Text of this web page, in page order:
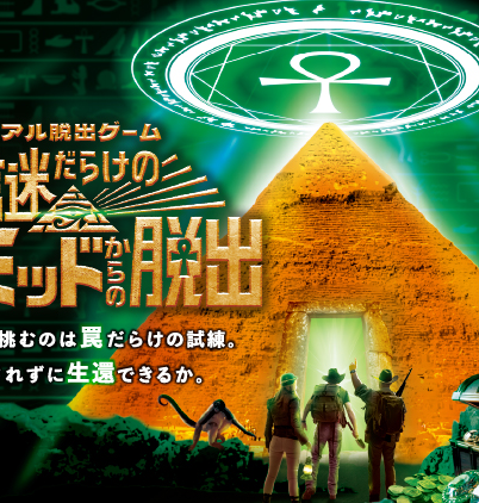
制作のご相談、コラボレーションなど、
お気軽にお問い合わせください。